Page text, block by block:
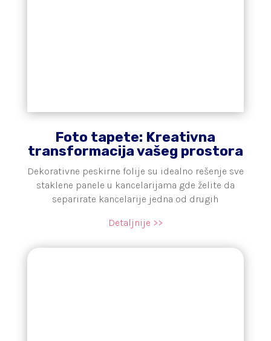
Foto tapete: Kreativna
transformacija vašeg prostora
Dekorativne peskirne folije su idealno rešenje sve
staklene panele u kancelarijama gde želite da
separirate kancelarije jedna od drugih
Detaljnije >>